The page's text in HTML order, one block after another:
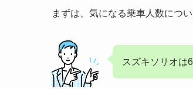
まずは、気になる乗車人数につい
スズキソリオは